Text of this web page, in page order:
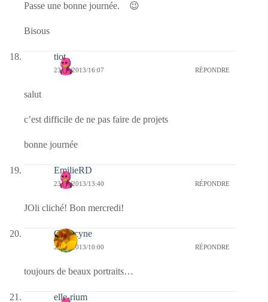
Passe une bonne journée. 😉
Bisous
tiot
23/01/2013/16:07 RÉPONDRE
salut
c’est difficile de ne pas faire de projets
bonne journée
EmilieRD
23/01/2013/13:40 RÉPONDRE
JOli cliché! Bon mercredi!
Capucyne
23/01/2013/10:00 RÉPONDRE
toujours de beaux portraits…
elle-rium